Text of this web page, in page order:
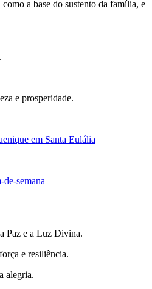
a base do sustento da família, e
e prosperidade.
em Santa Eulália
de-semana
Paz e a Luz Divina.
e resiliência.
alegria.